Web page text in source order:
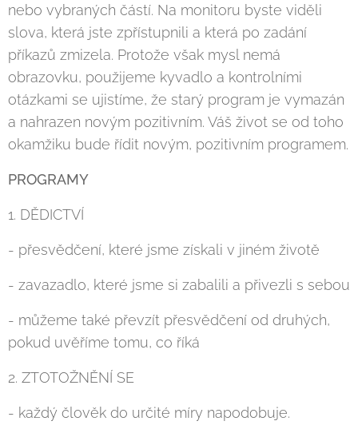
nebo vybraných částí. Na monitoru byste viděli
slova, která jste zpřístupnili a která po zadání
příkazů zmizela. Protože však mysl nemá
obrazovku, použijeme kyvadlo a kontrolními
otázkami se ujistíme, že starý program je vymazán
a nahrazen novým pozitivním. Váš život se od toho
okamžiku bude řídit novým, pozitivním programem.
PROGRAMY
1. DĚDICTVÍ
- přesvědčení, které jsme získali v jiném životě
- zavazadlo, které jsme si zabalili a přivezli s sebou
- můžeme také převzít přesvědčení od druhých,
pokud uvěříme tomu, co říká
2. ZTOTOŽNĚNÍ SE
- každý člověk do určité míry napodobuje.